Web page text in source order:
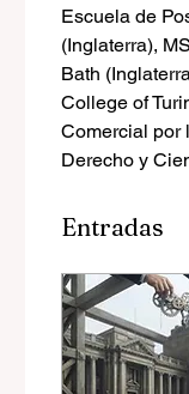
Escuela de
(Inglaterra),
Bath
College of
Comercial por
Derecho y
Entradas